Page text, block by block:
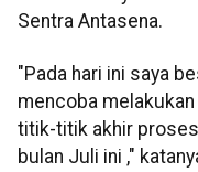
Sentra Antasena.
"Pada hari ini saya
mencoba
titik-titik akhir
bulan Juli ini ,"